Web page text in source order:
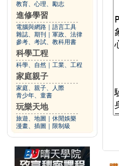
教育、心理、勵志
進修學習
電腦與網路
語言工具
雜誌、期刊
軍政、法律
參考、考試、教科用書
科學工程
科學、自然 工業、工程
家庭親子
家庭、親子、人際
青少年、童書
玩樂天地
旅遊、地圖
休閒娛樂
漫畫、插圖
限制級